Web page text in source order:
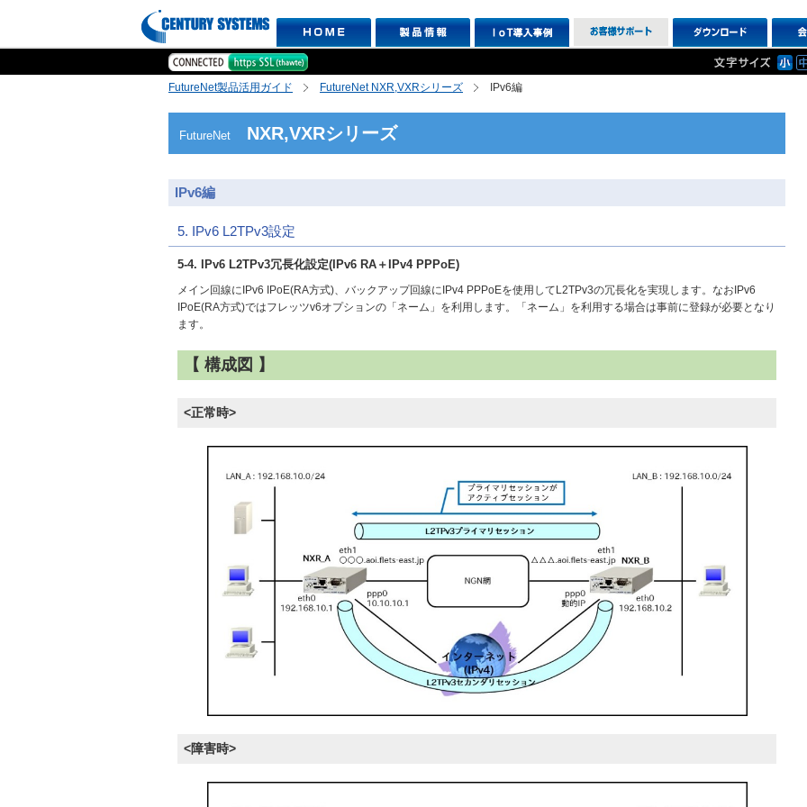
FutureNet製品活用ガイド FutureNet NXR,VXRシリーズ IPv6編
FutureNet NXR,VXRシリーズ
IPv6編
5. IPv6 L2TPv3設定
5-4. IPv6 L2TPv3冗長化設定(IPv6 RA＋IPv4 PPPoE)
メイン回線にIPv6 IPoE(RA方式)、バックアップ回線にIPv4 PPPoEを使用してL2TPv3の冗長化を実現します。なおIPv6
IPoE(RA方式)ではフレッツv6オプションの「ネーム」を利用します。「ネーム」を利用する場合は事前に登録が必要となり
ます。
【 構成図 】
<正常時>
<障害時>